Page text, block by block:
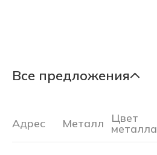
Все предложения
Адрес Металл Цвет
металла